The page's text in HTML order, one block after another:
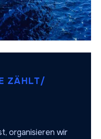
ZÄHLT/
organisieren wir